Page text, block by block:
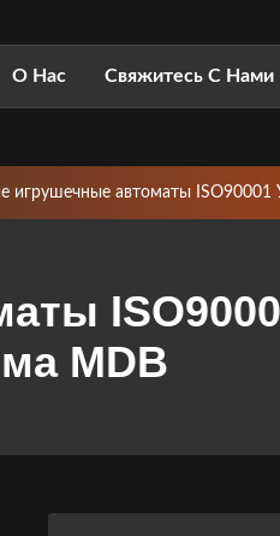
О Нас Свяжитесь С Нами
игрушечные автоматы ISO90001
MDB